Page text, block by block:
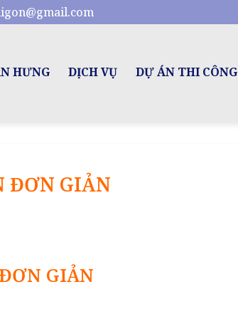
HƯNG DỊCH VỤ DỰ ÁN THI CÔNG
ĐƠN GIẢN
GIẢN